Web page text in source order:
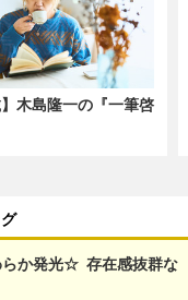
】木島隆一の『一筆啓
らか発光☆ 存在感抜群な